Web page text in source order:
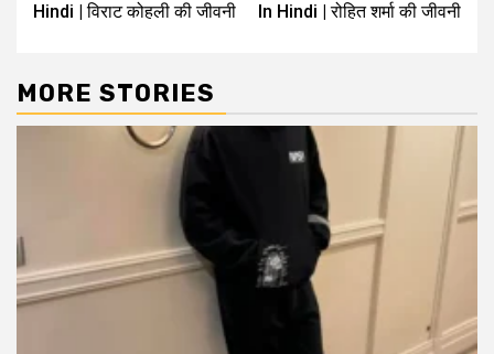
Hindi | विराट कोहली की जीवनी
In Hindi | रोहित शर्मा की जीवनी
MORE STORIES